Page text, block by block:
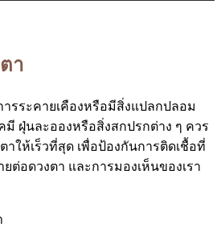
า
ระคายเคืองหรือมีสิ่งแปลกปลอม
มี ฝุ่นละอองหรือสิ่งสกปรกต่าง ๆ ควร
ให้เร็วที่สุด เพื่อป้องกันการติดเชื้อที่
ต่อดวงตา และการมองเห็นของเรา